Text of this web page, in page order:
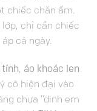
chiếc chăn ấm.
lớp, chỉ cần chiếc
cả ngày.
tính, áo khoác len
cô hiện đại vào
chưa “dinh em